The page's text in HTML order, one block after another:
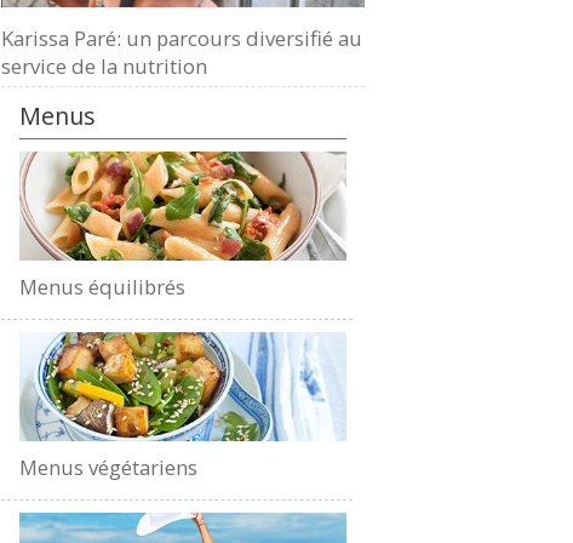
Karissa Paré: un parcours diversifié au
service de la nutrition
Menus
Menus équilibrés
Menus végétariens